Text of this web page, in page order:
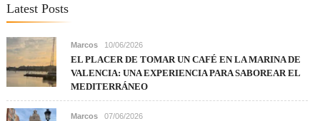
Latest Posts
Marcos 10/06/2026
EL PLACER DE TOMAR UN CAFÉ EN LA MARINA DE
VALENCIA: UNA EXPERIENCIA PARA SABOREAR EL
MEDITERRÁNEO
Marcos 07/06/2026